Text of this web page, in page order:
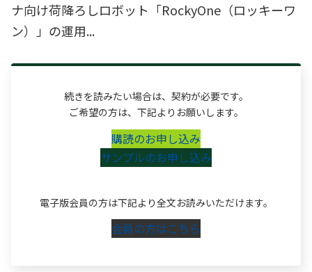
ナ向け荷降ろしロボット「RockyOne（ロッキーワ
ン）」の運用...
続きを読みたい場合は、契約が必要です。
ご希望の方は、下記よりお願いします。
購読のお申し込み
サンプルのお申し込み
電子版会員の方は下記より全文お読みいただけます。
会員の方はこちら